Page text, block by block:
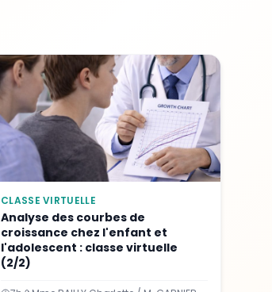
CLASSE VIRTUELLE
Analyse des courbes de
croissance chez l'enfant et
l'adolescent : classe virtuelle
(2/2)